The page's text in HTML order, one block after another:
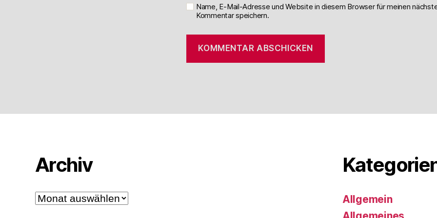
Name, E-Mail-Adresse und Website in diesem Browser für meinen
Kommentar speichern.
Archiv
Archiv
Allgemein